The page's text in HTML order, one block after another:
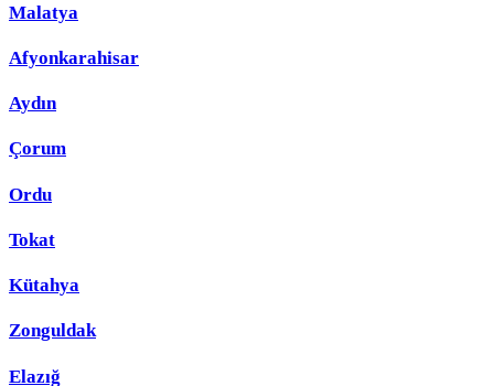
Malatya
Afyonkarahisar
Aydın
Çorum
Ordu
Tokat
Kütahya
Zonguldak
Elazığ